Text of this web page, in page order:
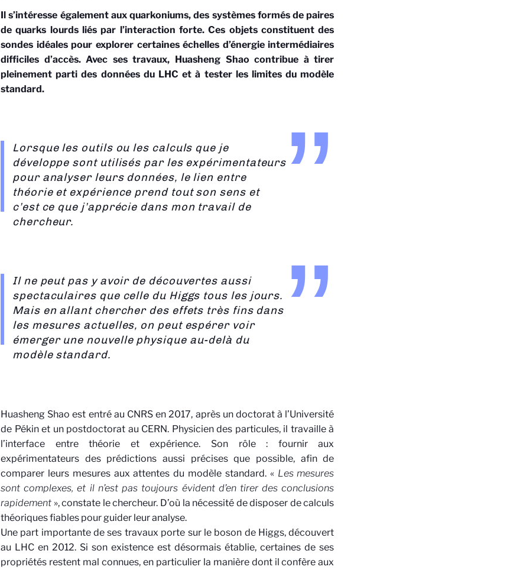
Il s’intéresse également auxquarkoniums, des systèmes formés de paires
de quarks lourds liés par l’interaction forte. Ces objets constituent des
sondes idéales pour explorer certaines échelles d’énergie intermédiaires
difficiles d’accès. Avec ses travaux, Huasheng Shao contribue à tirer
pleinement parti des données du LHC et à tester les limites du modèle
standard.
Lorsque les outils ou les calculs que je
développe sont utilisés par les expérimentateurs
pour analyser leurs données, le lien entre
théorie et expérience prend tout son sens et
c’est ce que j’apprécie dans mon travail de
chercheur.
Il ne peut pas y avoir de découvertes aussi
spectaculaires que celle du Higgs tous les jours.
Mais en allant chercher des effets très fins dans
les mesures actuelles, on peut espérer voir
émerger une nouvelle physique au-delà du
modèle standard.
Huasheng Shao est entré au CNRS en 2017, après un doctorat à l’Université
de Pékin et un postdoctorat au CERN. Physicien des particules, il travaille à
l’interface entre théorie et expérience. Son rôle : fournir aux
expérimentateurs des prédictions aussi précises que possible, afin de
comparer leurs mesures aux attentes du modèle standard. « Les mesures
sont complexes, et il n’est pas toujours évident d’en tirer des conclusions
rapidement », constate le chercheur. D’où la nécessité de disposer de calculs
théoriques fiables pour guider leur analyse.
Une part importante de ses travaux porte sur le boson de Higgs, découvert
au LHC en 2012. Si son existence est désormais établie, certaines de ses
propriétés restent mal connues, en particulier la manière dont il confère aux